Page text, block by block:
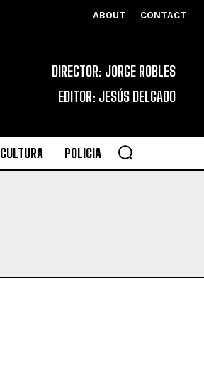
ABOUT CONTACT
DIRECTOR: JORGE ROBLES
EDITOR: JESÚS DELGADO
CULTURA POLICIA